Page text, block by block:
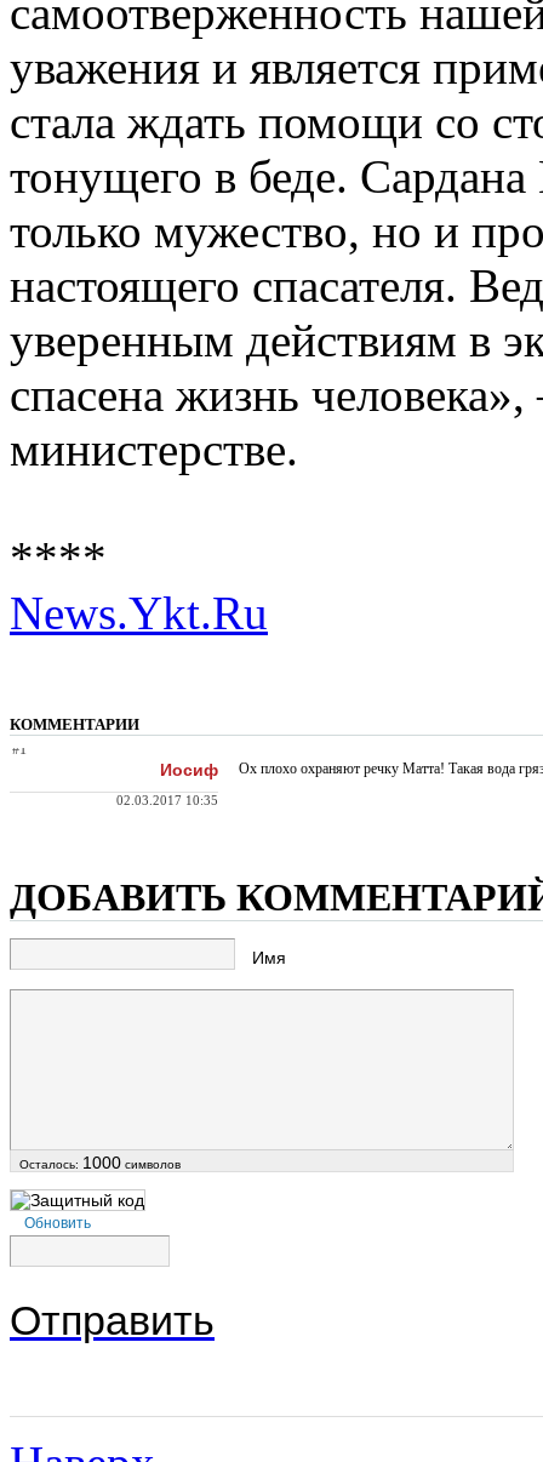
самоотверженность
уважения и является
стала ждать помощи со
тонущего в беде.
только мужество, но и
настоящего спасателя.
уверенным действиям в
спасена жизнь
министерстве.
****
News.Ykt.Ru
КОММЕНТАРИИ
#1
Иосиф
02.03.2017 10:35
Ох плохо охраняют речку Матта! Такая вода
ДОБАВИТЬ
Имя
Осталось: 1000 символов
Обновить
Отправить